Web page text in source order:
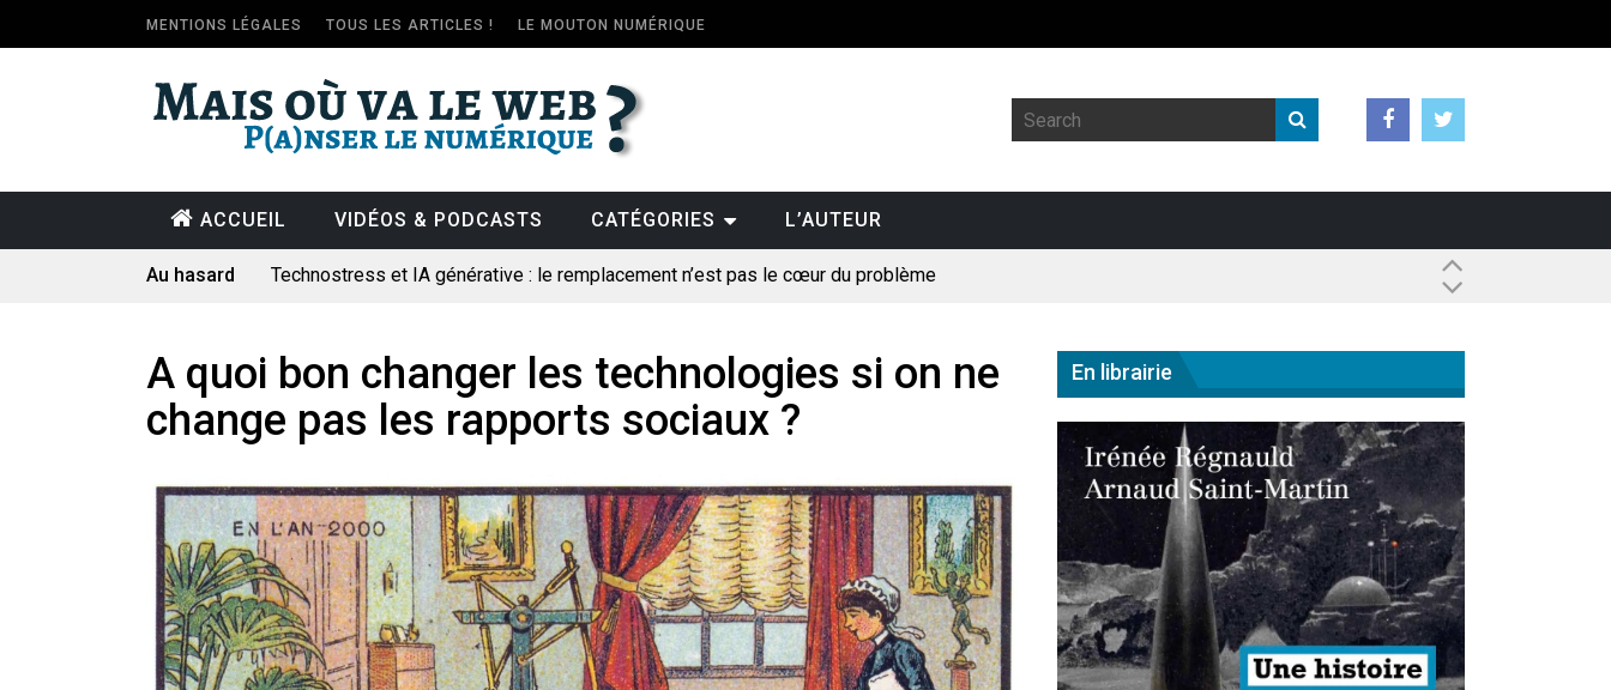
MENTIONS LÉGALES TOUS LES ARTICLES ! LE MOUTON NUMÉRIQUE
ACCUEIL VIDÉOS & PODCASTS CATÉGORIES L’AUTEUR
Au hasard
Technostress et IA générative : le remplacement n’est pas le cœur du problème
Le consultant : une lecture sociologique
Artemis II : objectif nul
Quand Mistral veut moraliser le pillage
Les syndicats, (tout) contre l’IA
En Seine-et-Marne, le projet de Campus IA doit sortir des champs : « On impose et copie le gigantisme états-
unien »
Addendum sur les machines à laver, et l’intelligence artificielle
La vaste blague du macronisme crypto-spatial
A quoi bon changer les technologies si on ne
change pas les rapports sociaux ?
En librairie